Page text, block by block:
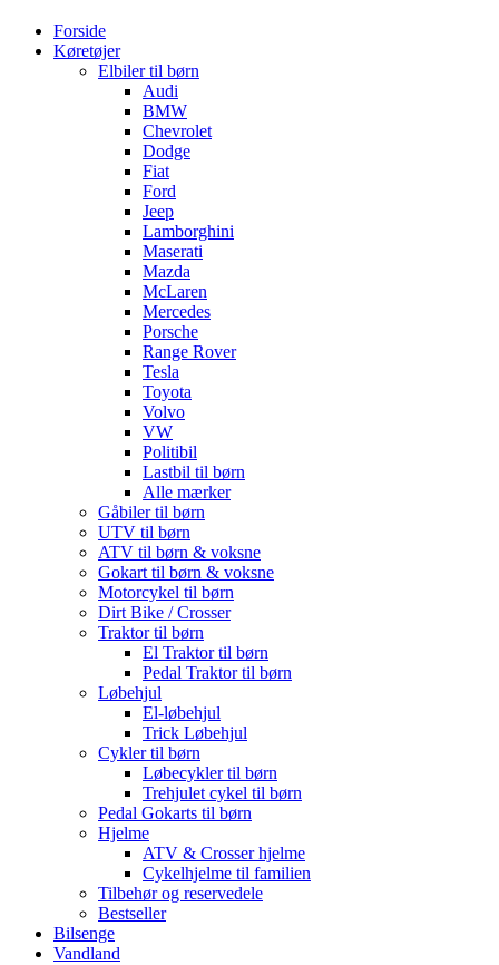
Forside
Køretøjer
Elbiler til børn
Audi
BMW
Chevrolet
Dodge
Fiat
Ford
Jeep
Lamborghini
Maserati
Mazda
McLaren
Mercedes
Porsche
Range Rover
Tesla
Toyota
Volvo
VW
Politibil
Lastbil til børn
Alle mærker
Gåbiler til børn
UTV til børn
ATV til børn & voksne
Gokart til børn & voksne
Motorcykel til børn
Dirt Bike / Crosser
Traktor til børn
El Traktor til børn
Pedal Traktor til børn
Løbehjul
El-løbehjul
Trick Løbehjul
Cykler til børn
Løbecykler til børn
Trehjulet cykel til børn
Pedal Gokarts til børn
Hjelme
ATV & Crosser hjelme
Cykelhjelme til familien
Tilbehør og reservedele
Bestseller
Bilsenge
Vandland